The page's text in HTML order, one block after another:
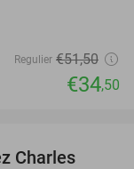
Regulier €51,50
€34,50
Charles